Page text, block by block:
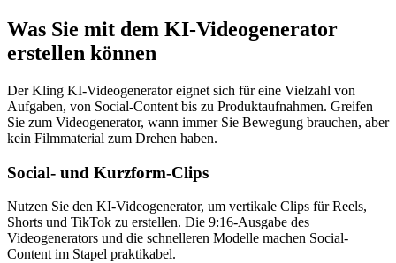
Was Sie mit dem KI-Videogenerator
erstellen können
Der Kling KI-Videogenerator eignet sich für eine Vielzahl von
Aufgaben, von Social-Content bis zu Produktaufnahmen. Greifen
Sie zum Videogenerator, wann immer Sie Bewegung brauchen, aber
kein Filmmaterial zum Drehen haben.
Social- und Kurzform-Clips
Nutzen Sie den KI-Videogenerator, um vertikale Clips für Reels,
Shorts und TikTok zu erstellen. Die 9:16-Ausgabe des
Videogenerators und die schnelleren Modelle machen Social-
Content im Stapel praktikabel.